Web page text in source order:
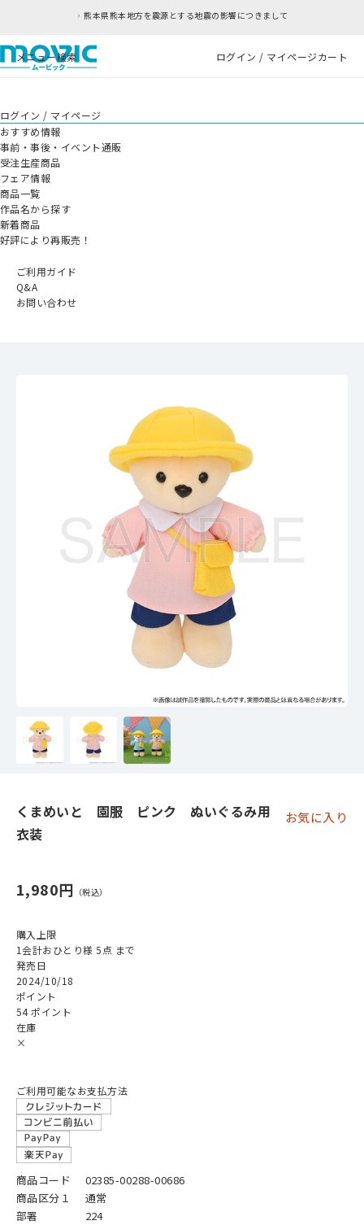
熊本県熊本地方を震源とする地震の影響につきまして
メニュー検索 ログイン / マイページカート
ログイン / マイページ
おすすめ情報
事前・事後・イベント通販
受注生産商品
フェア情報
商品一覧
作品名から探す
新着商品
好評により再販売！
ご利用ガイド
Q&A
お問い合わせ
くまめいと 園服 ピンク ぬいぐるみ用
衣装
お気に入り
1,980円
購入上限
1会計おひとり様 5点 まで
発売日
2024/10/18
ポイント
54 ポイント
在庫
×
ご利用可能なお支払方法
商品コード
02385-00288-00686
商品区分１
通常
部署
224